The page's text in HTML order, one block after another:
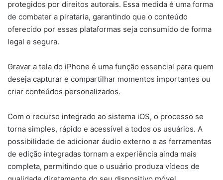
protegidos por direitos autorais. Essa medida é uma forma
de combater a pirataria, garantindo que o conteúdo
oferecido por essas plataformas seja consumido de forma
legal e segura.
Gravar a tela do iPhone é uma função essencial para quem
deseja capturar e compartilhar momentos importantes ou
criar conteúdos personalizados.
Com o recurso integrado ao sistema iOS, o processo se
torna simples, rápido e acessível a todos os usuários. A
possibilidade de adicionar áudio externo e as ferramentas
de edição integradas tornam a experiência ainda mais
completa, permitindo que o usuário produza vídeos de